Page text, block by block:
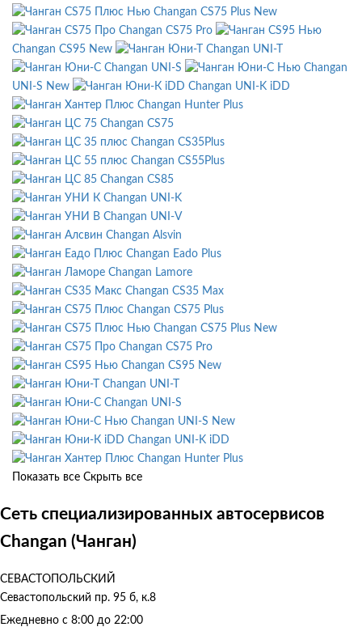
Changan CS75 Plus New
Changan CS75 Pro
Changan CS95 New
Changan UNI-T
Changan UNI-S
Changan
UNI-S New
Changan UNI-K iDD
Changan Hunter Plus
Changan CS75
Changan CS35Plus
Changan CS55Plus
Changan CS85
Changan UNI-K
Changan UNI-V
Changan Alsvin
Changan Eado Plus
Changan Lamore
Changan CS35 Max
Changan CS75 Plus
Changan CS75 Plus New
Changan CS75 Pro
Changan CS95 New
Changan UNI-T
Changan UNI-S
Changan UNI-S New
Changan UNI-K iDD
Changan Hunter Plus
Показать все Скрыть все
Сеть специализированных автосервисов
Changan (Чанган)
СЕВАСТОПОЛЬСКИЙ
Севастопольский пр. 95 б, к.8
Ежедневно с 8:00 до 22:00